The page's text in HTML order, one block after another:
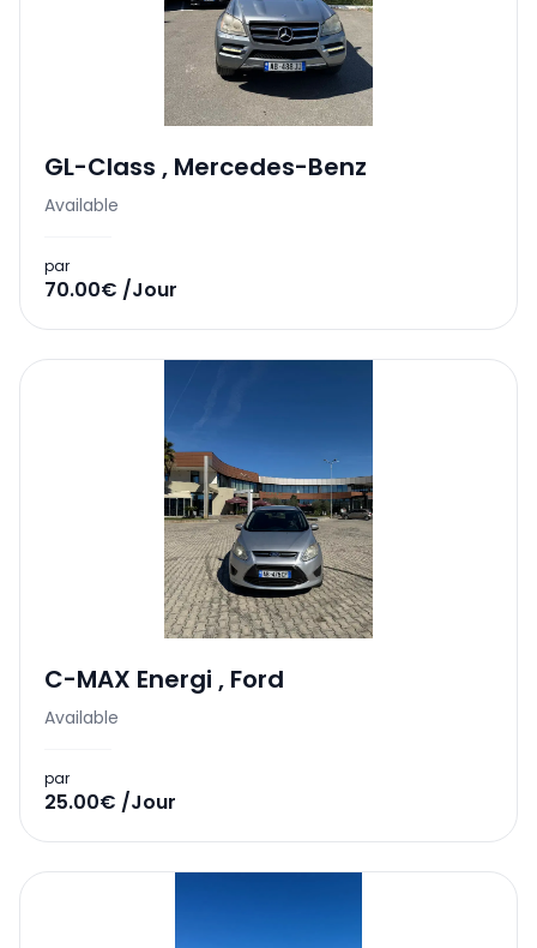
GL-Class , Mercedes-Benz
Available
par
70.00€ /Jour
C-MAX Energi , Ford
Available
par
25.00€ /Jour